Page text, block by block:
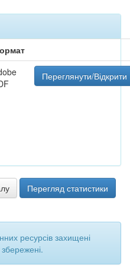
Переглянути/Відкрити
Перегляд статистики
ресурсів захищені